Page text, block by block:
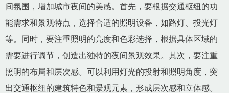
间氛围，增加城市夜间的美感。首先，要根据交通枢纽的功
能需求和景观特点，选择合适的照明设备，如路灯、投光灯
等。同时，要注重照明的亮度和色彩选择，根据具体区域的
需要进行调节，创造出独特的夜间景观效果。其次，要注重
照明的布局和层次感。可以利用灯光的投射和照明角度，突
出交通枢纽的建筑特色和景观元素，形成层次感和立体感。